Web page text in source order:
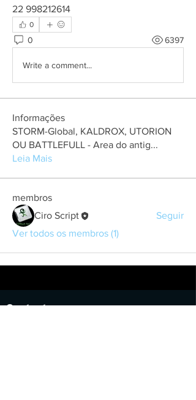
22 998212614
0
0 6397
Write a comment...
Informações
STORM-Global, KALDROX, UTORION
OU BATTLEFULL - Area do antig...
Leia Mais
membros
Ciro Script
Seguir
Ver todos os membros (1)
Contact